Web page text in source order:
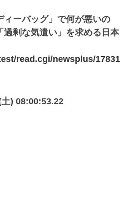
ィーバッグ」で何が悪いの
剰な気遣い」を求める日本
read.cgi/newsplus/17831
) 08:00:53.22